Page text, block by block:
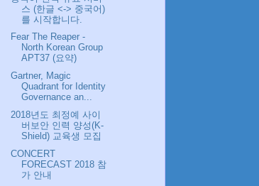
스 (한글 <-> 중국어)
를 시작합니다.
Fear The Reaper -
North Korean Group
APT37 (요약)
Gartner, Magic
Quadrant for Identity
Governance an...
2018년도 최정예 사이
버보안 인력 양성(K-
Shield) 교육생 모집
CONCERT
FORECAST 2018 참
가 안내